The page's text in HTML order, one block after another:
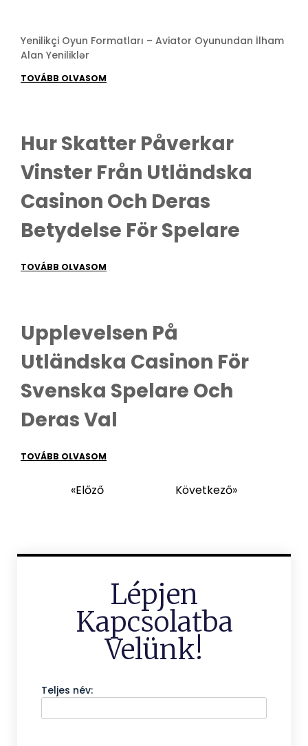
Yenilikçi Oyun Formatları – Aviator Oyunundan İlham
Alan Yeniliklər
TOVÁBB OLVASOM
Hur Skatter Påverkar
Vinster Från Utländska
Casinon Och Deras
Betydelse För Spelare
TOVÁBB OLVASOM
Upplevelsen På
Utländska Casinon För
Svenska Spelare Och
Deras Val
TOVÁBB OLVASOM
«Előző Következő»
Lépjen
Kapcsolatba
Velünk!
Teljes név: